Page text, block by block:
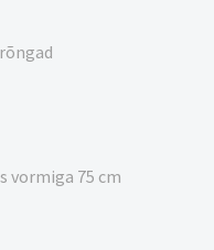
vormiga 75 cm